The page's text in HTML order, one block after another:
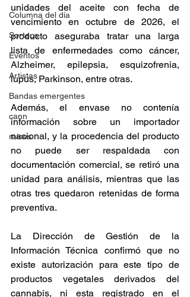
Columna del día
Sorteos
Eventos
Artistas
Bandas emergentes
cann
raices
unidades del aceite con fecha de
vencimiento en octubre de 2026, el
producto aseguraba tratar una larga
lista de enfermedades como cáncer,
Alzheimer, epilepsia, esquizofrenia,
lupus, Parkinson, entre otras.
Además, el envase no contenía
información sobre un importador
nacional, y la procedencia del producto
no puede ser respaldada con
documentación comercial, se retiró una
unidad para análisis, mientras que las
otras tres quedaron retenidas de forma
preventiva.
La Dirección de Gestión de la
Información Técnica confirmó que no
existe autorización para este tipo de
productos vegetales derivados del
cannabis, ni esta registrado en el